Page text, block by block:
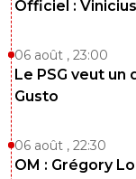
Officiel :
06 août , 23:00
Le PSG veut
Gusto
06 août , 22:30
OM : Grégory